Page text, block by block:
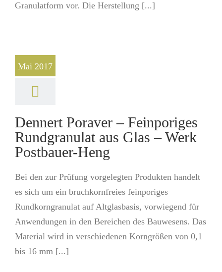
Granulatform vor. Die Herstellung [...]
Mai 2017
Dennert Poraver – Feinporiges
Rundgranulat aus Glas – Werk
Postbauer-Heng
Bei den zur Prüfung vorgelegten Produkten handelt
es sich um ein bruchkornfreies feinporiges
Rundkorngranulat auf Altglasbasis, vorwiegend für
Anwendungen in den Bereichen des Bauwesens. Das
Material wird in verschiedenen Korngrößen von 0,1
bis 16 mm [...]